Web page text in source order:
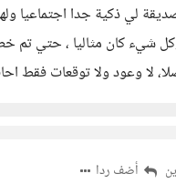
لي ذكية جدا اجتماعيا
شيء كان مثاليا ، حتي تم
لا وعود ولا توقعات
أضف ردا